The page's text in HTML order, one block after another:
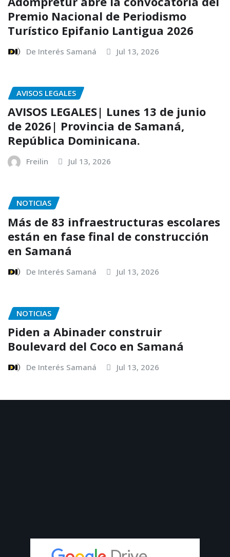
Premio Nacional de Periodismo
Turístico Epifanio Lantigua 2026
De Interés Samaná Jul 13, 2026
AVISOS LEGALES
AVISOS LEGALES| Lunes 13 de junio
de 2026| Provincia de Samaná,
República Dominicana.
Freilin Jul 13, 2026
NOTICIAS
Más de 83 infraestructuras escolares
están en fase final de construcción
en Samaná
De Interés Samaná Jul 13, 2026
NOTICIAS
Piden a Abinader construir
Boulevard del Coco en Samaná
De Interés Samaná Jul 13, 2026